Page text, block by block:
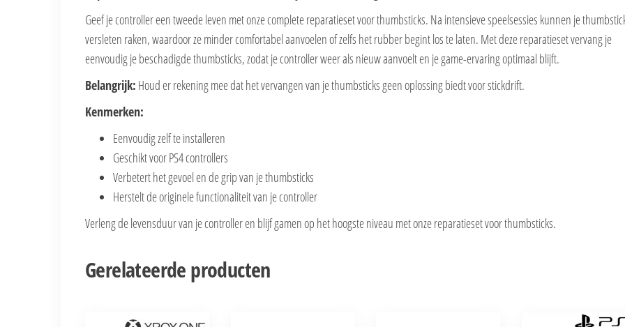
Geef je controller een tweede leven met onze complete reparatieset voor thumbsticks. Na intensieve speelsessies kunnen je
versleten raken, waardoor ze minder comfortabel aanvoelen of zelfs het rubber begint los te laten. Met deze reparatieset vervang je
eenvoudig je beschadigde thumbsticks, zodat je controller weer als nieuw aanvoelt en je game-ervaring optimaal blijft.
Belangrijk: Houd er rekening mee dat het vervangen van je thumbsticks geen oplossing biedt voor stickdrift.
Kenmerken:
Eenvoudig zelf te installeren
Geschikt voor PS4 controllers
Verbetert het gevoel en de grip van je thumbsticks
Herstelt de originele functionaliteit van je controller
Verleng de levensduur van je controller en blijf gamen op het hoogste niveau met onze reparatieset voor thumbsticks.
Gerelateerde producten